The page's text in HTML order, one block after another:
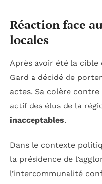
Réaction face
locales
Après avoir été la cible
Gard a décidé de
actes. Sa colère contre
actif des élus de la
inacceptables.
Dans le contexte
la présidence de
l’intercommunalité